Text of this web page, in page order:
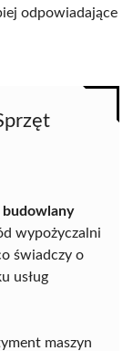
odpowiadające
budowlany
wypożyczalni
świadczy o
usług
maszyn